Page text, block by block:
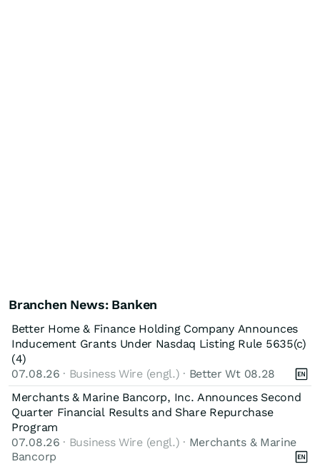
Branchen News: Banken
Better Home & Finance Holding Company Announces
Inducement Grants Under Nasdaq Listing Rule 5635(c)
(4)
07.08.26 · Business Wire (engl.) · Better Wt 08.28
Merchants & Marine Bancorp, Inc. Announces Second
Quarter Financial Results and Share Repurchase
Program
07.08.26 · Business Wire (engl.) · Merchants & Marine
Bancorp